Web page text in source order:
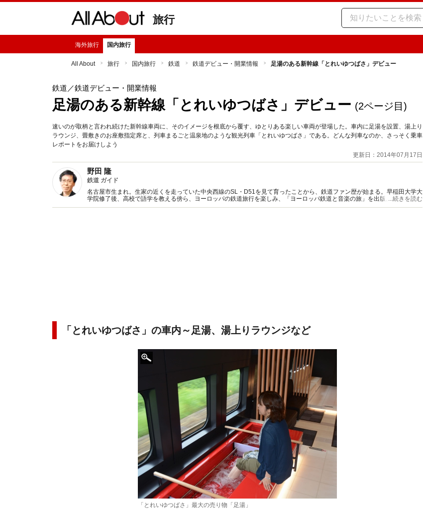
旅行
海外旅行 国内旅行
All About 旅行 国内旅行 鉄道 鉄道デビュー・開業情報 足湯のある新幹線「とれいゆつばさ」デビュー
鉄道 ／鉄道デビュー・開業情報
足湯のある新幹線「とれいゆつばさ」デビュー (2ページ目)
速いのが取柄と言われ続けた新幹線車両に、そのイメージを根底から覆す、ゆとりある楽しい車両が登場した。車内に足湯を設置、湯上り
ラウンジ、畳敷きのお座敷指定席と、列車まるごと温泉地のような観光列車「とれいゆつばさ」である。どんな列車なのか、さっそく乗車
レポートをお届けしよう
更新日：2014年07月17日
野田 隆
鉄道 ガイド
名古屋市生まれ。生家の近くを走っていた中央西線のSL・D51を見て育ったことから、鉄道ファン歴が始まる。早稲田大学大
学院修了後、高校で語学を教える傍ら、ヨーロッパの鉄道旅行を楽しみ、「ヨーロッパ鉄道と音楽の旅」を出版。その後、守
備範囲を国内にも広げ、2010年3月で教員を退職。旅行作家として活躍中。
...続きを読む
「とれいゆつばさ」の車内～足湯、湯上りラウンジなど
「とれいゆつばさ」最大の売り物「足湯」